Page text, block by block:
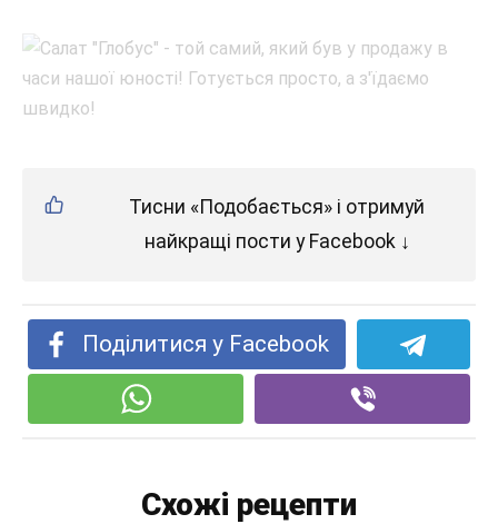
Тисни «Подобається» і отримуй
найкращі пости у Facebook ↓
Поділитися у Facebook
Схожі рецепти